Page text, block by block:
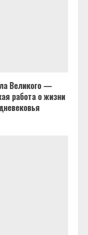
Великого —
работа о жизни